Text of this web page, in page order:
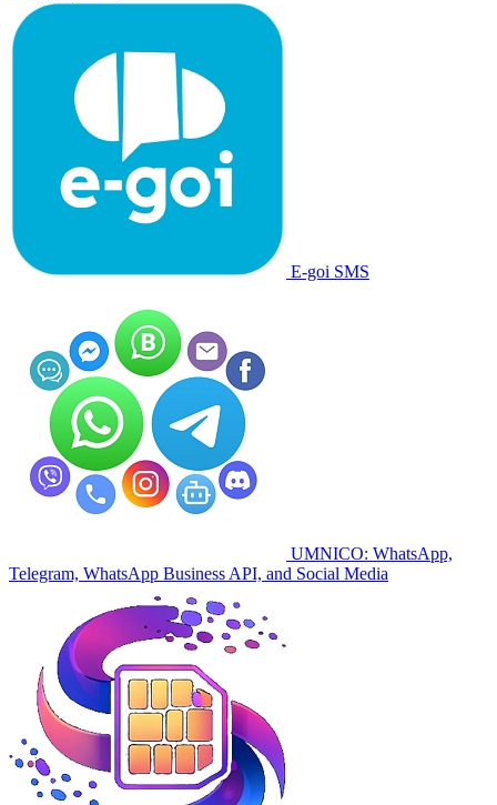
E-goi SMS
UMNICO: WhatsApp,
Telegram, WhatsApp Business API, and Social Media